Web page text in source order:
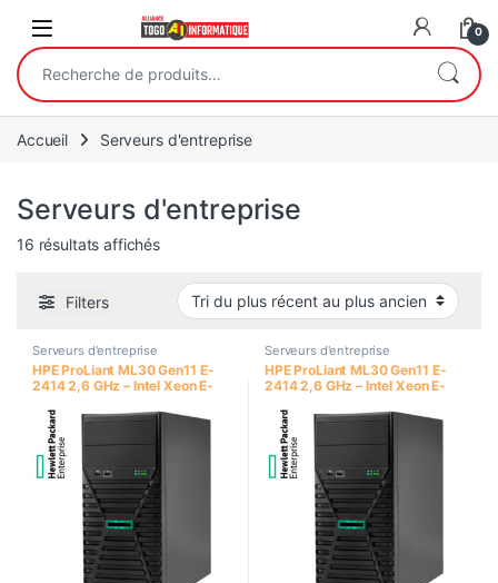
Open 0
Recherche pour :
Accueil Serveurs d'entreprise
Serveurs d'entreprise
16 résultats affichésTrié du plus récent au plus ancien
Filters
Serveurs d'entreprise
HPE ProLiant ML30 Gen11 E-
2414 2,6 GHz – Intel Xeon E-
8MB)- RAM 32Go HPE DDR5 /
2 x 480 Go Desktop SSD –
Format Tour 4U
Serveurs d'entreprise
HPE ProLiant ML30 Gen11 E-
2414 2,6 GHz – Intel Xeon E-
8MB)- RAM 32Go HPE DDR5 /
2 x 480 Go SSD Entreprise –
Format Tour 4U